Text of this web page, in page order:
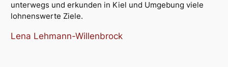
unterwegs und erkunden in Kiel und Umgebung viele
lohnenswerte Ziele.
Lena Lehmann-Willenbrock